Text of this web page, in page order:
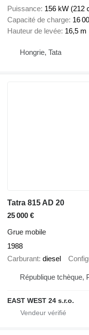
Puissance 156 kW (212
Capacité de charge 16
Hauteur de levée 16,5 m
Hongrie, Tata
Tatra 815 AD 20
25 000 €
Grue mobile
1988
Carburant diesel
République tchèque,
EAST WEST 24 s.r.o.